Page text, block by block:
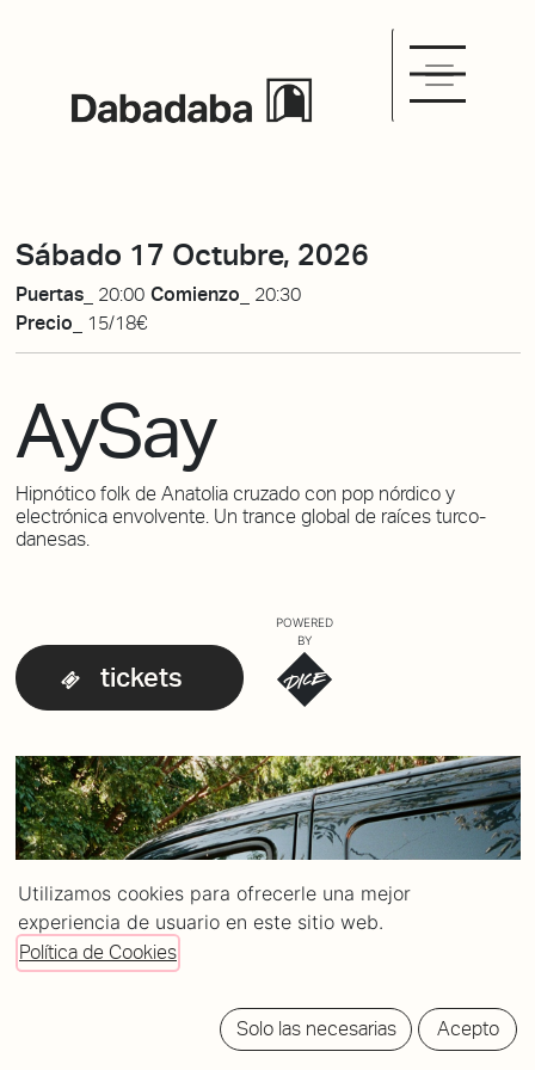
Sábado 17 Octubre, 2026
Puertas_ 20:00 Comienzo_ 20:30
Precio_
15/18€
AySay
Hipnótico folk de Anatolia cruzado con pop nórdico y
electrónica envolvente. Un trance global de raíces turco-
danesas.
tickets
POWERED
BY
Utilizamos cookies para ofrecerle una mejor
experiencia de usuario en este sitio web.
Política de Cookies
Solo las necesarias Acepto